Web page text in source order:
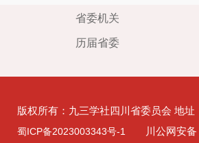
省委机关
历届省委
版权所有：九三学社四川省委员会 地
蜀ICP备2023003343号-1 川公网安